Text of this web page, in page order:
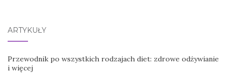
ARTYKUŁY
Przewodnik po wszystkich rodzajach diet: zdrowe odżywianie
i więcej